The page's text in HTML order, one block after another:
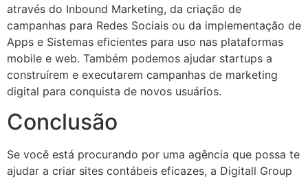
através do Inbound Marketing, da criação de
campanhas para Redes Sociais ou da implementação de
Apps e Sistemas eficientes para uso nas plataformas
mobile e web. Também podemos ajudar startups a
construírem e executarem campanhas de marketing
digital para conquista de novos usuários.
Conclusão
Se você está procurando por uma agência que possa te
ajudar a criar sites contábeis eficazes, a Digitall Group